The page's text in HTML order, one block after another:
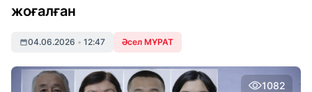
жоғалған
04.06.2026 • 12:47 Әсел МҰРАТ
1082